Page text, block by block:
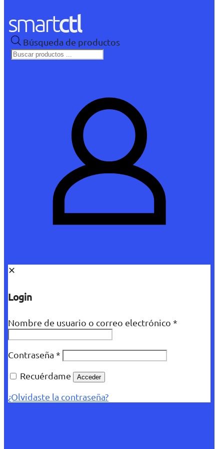
Búsqueda de productos
✕
Login
Nombre de usuario o correo electrónico *
Contraseña *
Recuérdame
Acceder
¿Olvidaste la contraseña?